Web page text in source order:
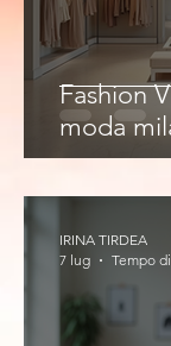
Fashion
moda
IRINA TIRDEA
7 lug
Tempo